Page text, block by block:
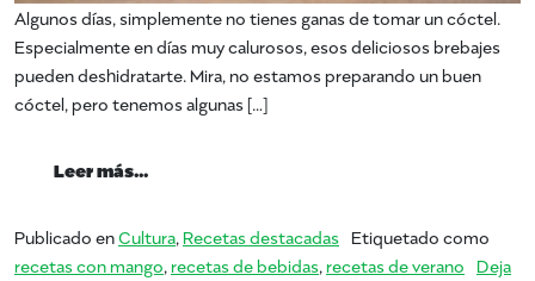
Algunos días, simplemente no tienes ganas de tomar un cóctel.
Especialmente en días muy calurosos, esos deliciosos brebajes
pueden deshidratarte. Mira, no estamos preparando un buen
cóctel, pero tenemos algunas […]
Leer más…
Publicado enCultura, Recetas destacadas Etiquetado como
recetas con mango, recetas de bebidas, recetas de verano Deja